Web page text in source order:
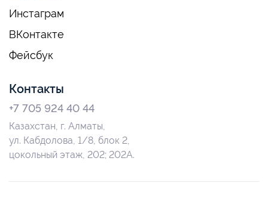
Инстаграм
ВКонтакте
Фейсбук
Контакты
+7 705 924 40 44
Казахстан, г. Алматы,
ул. Кабдолова, 1/8, блок 2,
цокольный этаж, 202; 202А.